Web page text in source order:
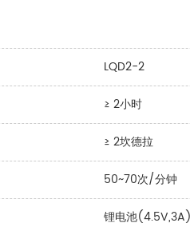
LQD2-2
≥ 2小时
≥ 2坎德拉
50~70次/分钟
锂电池